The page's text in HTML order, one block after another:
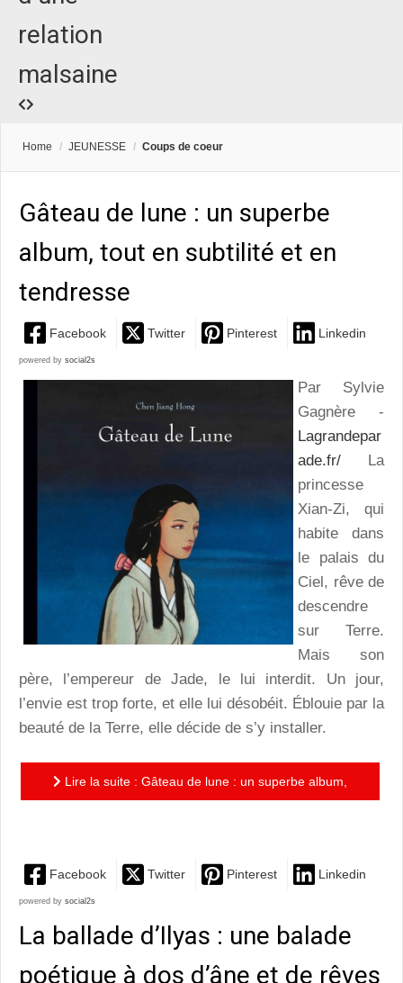
relation
malsaine
Home / JEUNESSE / Coups de coeur
Gâteau de lune : un superbe
album, tout en subtilité et en
tendresse
Facebook Twitter Pinterest Linkedin
powered by social2s
Par Sylvie
Gagnère -
Lagrandepar
ade.fr/ La
princesse
Xian-Zi, qui
habite dans
le palais du
Ciel, rêve de
descendre
sur Terre.
Mais son
père, l’empereur de Jade, le lui interdit. Un jour,
l’envie est trop forte, et elle lui désobéit. Éblouie par la
beauté de la Terre, elle décide de s’y installer.
Lire la suite : Gâteau de lune : un superbe album,
Facebook Twitter Pinterest Linkedin
powered by social2s
La ballade d’Ilyas : une balade
poétique à dos d’âne et de rêves